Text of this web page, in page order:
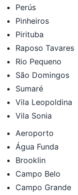
Perús
Pinheiros
Pirituba
Raposo Tavares
Rio Pequeno
São Domingos
Sumaré
Vila Leopoldina
Vila Sonia
Aeroporto
Água Funda
Brooklin
Campo Belo
Campo Grande